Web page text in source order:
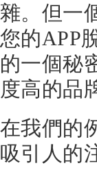
雜。但一
您的APP
的一個秘
度高的品
在我們的
吸引人的